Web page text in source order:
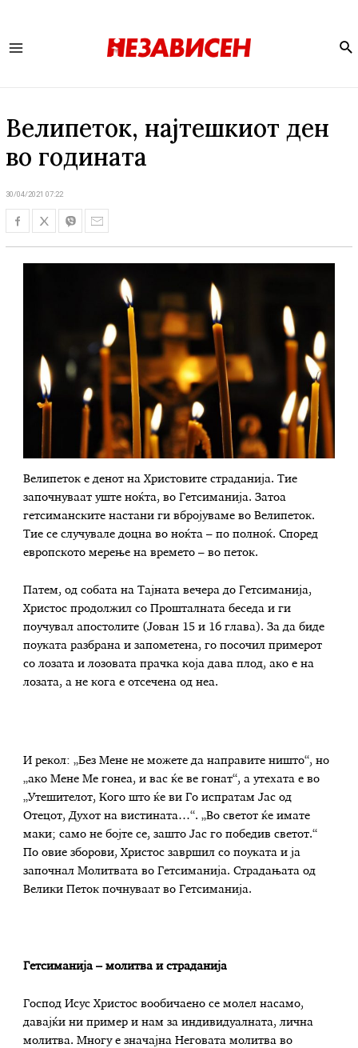
Велипеток, најтешкиот ден
во годината
30/04/2021 07:22
Велипеток е денот на Христовите страданија. Тие
започнуваат уште ноќта, во Гетсиманија. Затоа
гетсиманските настани ги вбројуваме во Велипеток.
Тие се случувале доцна во ноќта – по полноќ. Според
европското мерење на времето – во петок.
Патем, од собата на Тајната вечера до Гетсиманија,
Христос продолжил со Прошталната беседа и ги
поучувал апостолите (Јован 15 и 16 глава). За да биде
поуката разбрана и запометена, го посочил примерот
со лозата и лозовата прачка која дава плод, ако е на
лозата, а не кога е отсечена од неа.
И рекол: „Без Мене не можете да направите ништо“, но
„ако Мене Ме гонеа, и вас ќе ве гонат“, а утехата е во
„Утешителот, Кого што ќе ви Го испратам Јас од
Отецот, Духот на вистината…“. „Во светот ќе имате
маки; само не бојте се, зашто Јас го победив светот.“
По овие зборови, Христос завршил со поуката и ја
започнал Молитвата во Гетсиманија. Страдањата од
Велики Петок почнуваат во Гетсиманија.
Гетсиманија – молитва и страданија
Господ Исус Христос вообичаено се молел насамо,
давајќи ни пример и нам за индивидуалната, лична
молитва. Многу е значајна Неговата молитва во